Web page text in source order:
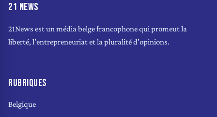
21 NEWS
21News est un média belge francophone qui promeut la
liberté, l'entrepreneuriat et la pluralité d'opinions.
RUBRIQUES
Belgique